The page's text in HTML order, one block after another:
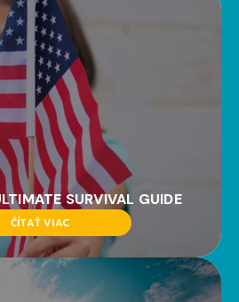
SURVIVAL GUIDE
ČÍTAŤ VIAC